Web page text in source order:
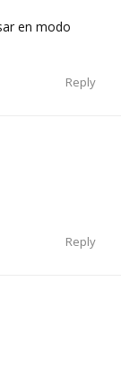
en modo
Reply
Reply